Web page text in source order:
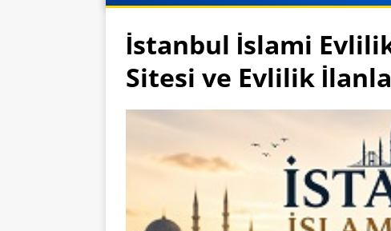
İstanbul İslami
Sitesi ve Evlilik